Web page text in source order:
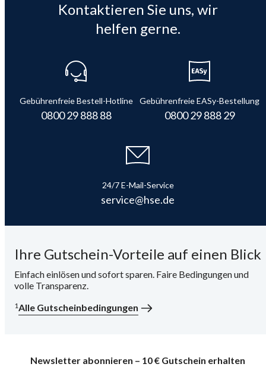
Kontaktieren Sie uns, wir
helfen gerne.
Gebührenfreie Bestell-Hotline
0800 29 888 88
Gebührenfreie EASy-Bestellung
0800 29 888 29
24/7 E-Mail-Service
service@hse.de
Ihre Gutschein-Vorteile auf einen Blick
Einfach einlösen und sofort sparen. Faire Bedingungen und
volle Transparenz.
1Alle Gutscheinbedingungen
Newsletter abonnieren – 10 € Gutschein erhalten